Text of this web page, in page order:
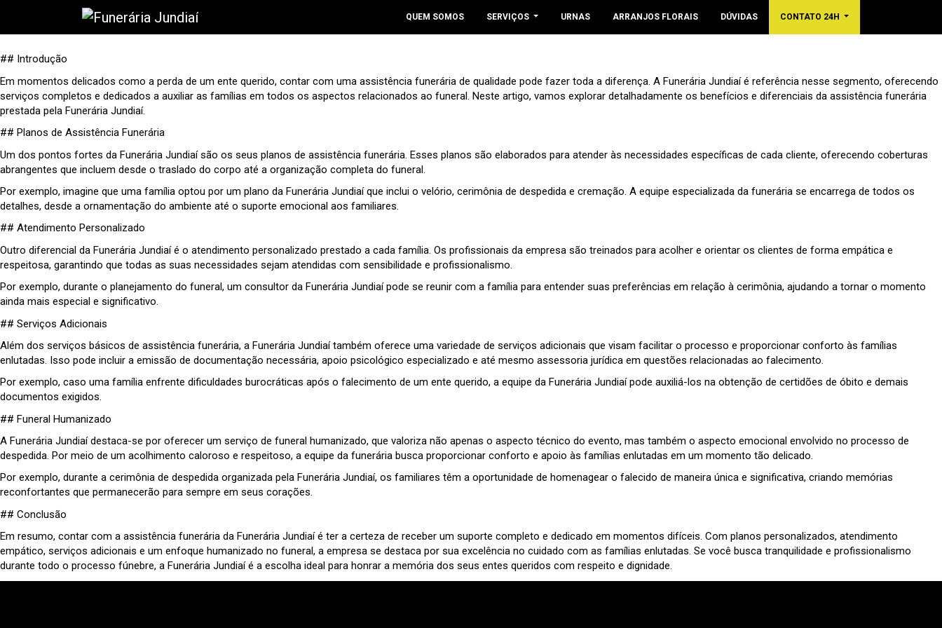
QUEM SOMOS SERVIÇOS URNAS ARRANJOS FLORAIS DÚVIDAS CONTATO 24H
## Introdução
Em momentos delicados como a perda de um ente querido, contar com uma assistência funerária de qualidade pode fazer toda a diferença. A Funerária Jundiaí é referência nesse segmento, oferecendo
serviços completos e dedicados a auxiliar as famílias em todos os aspectos relacionados ao funeral. Neste artigo, vamos explorar detalhadamente os benefícios e diferenciais da assistência funerária
prestada pela Funerária Jundiaí.
## Planos de Assistência Funerária
Um dos pontos fortes da Funerária Jundiaí são os seus planos de assistência funerária. Esses planos são elaborados para atender às necessidades específicas de cada cliente, oferecendo coberturas
abrangentes que incluem desde o traslado do corpo até a organização completa do funeral.
Por exemplo, imagine que uma família optou por um plano da Funerária Jundiaí que inclui o velório, cerimônia de despedida e cremação. A equipe especializada da funerária se encarrega de todos os
detalhes, desde a ornamentação do ambiente até o suporte emocional aos familiares.
## Atendimento Personalizado
Outro diferencial da Funerária Jundiaí é o atendimento personalizado prestado a cada família. Os profissionais da empresa são treinados para acolher e orientar os clientes de forma empática e
respeitosa, garantindo que todas as suas necessidades sejam atendidas com sensibilidade e profissionalismo.
Por exemplo, durante o planejamento do funeral, um consultor da Funerária Jundiaí pode se reunir com a família para entender suas preferências em relação à cerimônia, ajudando a tornar o momento
ainda mais especial e significativo.
## Serviços Adicionais
Além dos serviços básicos de assistência funerária, a Funerária Jundiaí também oferece uma variedade de serviços adicionais que visam facilitar o processo e proporcionar conforto às famílias
enlutadas. Isso pode incluir a emissão de documentação necessária, apoio psicológico especializado e até mesmo assessoria jurídica em questões relacionadas ao falecimento.
Por exemplo, caso uma família enfrente dificuldades burocráticas após o falecimento de um ente querido, a equipe da Funerária Jundiaí pode auxiliá-los na obtenção de certidões de óbito e demais
documentos exigidos.
## Funeral Humanizado
A Funerária Jundiaí destaca-se por oferecer um serviço de funeral humanizado, que valoriza não apenas o aspecto técnico do evento, mas também o aspecto emocional envolvido no processo de
despedida. Por meio de um acolhimento caloroso e respeitoso, a equipe da funerária busca proporcionar conforto e apoio às famílias enlutadas em um momento tão delicado.
Por exemplo, durante a cerimônia de despedida organizada pela Funerária Jundiaí, os familiares têm a oportunidade de homenagear o falecido de maneira única e significativa, criando memórias
reconfortantes que permanecerão para sempre em seus corações.
## Conclusão
Em resumo, contar com a assistência funerária da Funerária Jundiaí é ter a certeza de receber um suporte completo e dedicado em momentos difíceis. Com planos personalizados, atendimento
empático, serviços adicionais e um enfoque humanizado no funeral, a empresa se destaca por sua excelência no cuidado com as famílias enlutadas. Se você busca tranquilidade e profissionalismo
durante todo o processo fúnebre, a Funerária Jundiaí é a escolha ideal para honrar a memória dos seus entes queridos com respeito e dignidade.